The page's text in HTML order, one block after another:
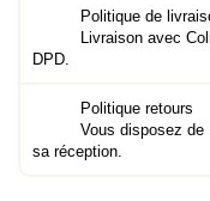
Politique de
Livraison avec
DPD.
Politique retours
Vous disposez de
sa réception.